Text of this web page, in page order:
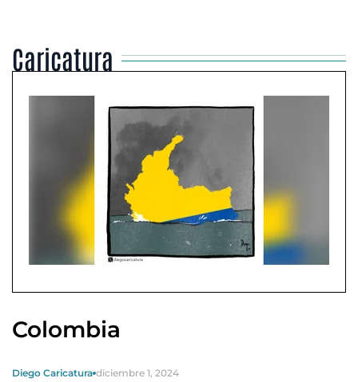
Caricatura
Colombia
Diego Caricatura diciembre 1, 2024